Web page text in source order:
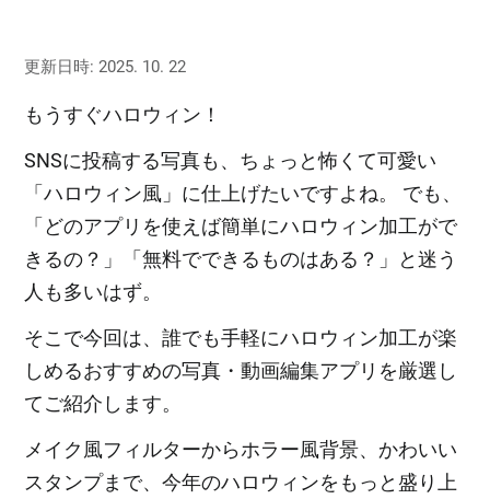
更新日時: 2025. 10. 22
もうすぐハロウィン！
SNSに投稿する写真も、ちょっと怖くて可愛い
「ハロウィン風」に仕上げたいですよね。 でも、
「どのアプリを使えば簡単にハロウィン加工がで
きるの？」「無料でできるものはある？」と迷う
人も多いはず。
そこで今回は、誰でも手軽にハロウィン加工が楽
しめるおすすめの写真・動画編集アプリを厳選し
てご紹介します。
メイク風フィルターからホラー風背景、かわいい
スタンプまで、今年のハロウィンをもっと盛り上